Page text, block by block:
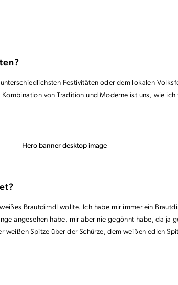
Festivitäten oder dem lokalen
von Tradition und Moderne ist uns, wie
Brautdirndl wollte. Ich habe mir immer ein
angesehen habe, mir aber nie gegönnt habe, da ja
Spitze über der Schürze, dem weißen edlen